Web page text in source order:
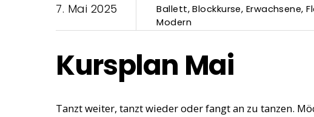
7. Mai 2025 Ballett,Blockkurse, Erwachsene,
Modern
Kursplan Mai
Tanzt weiter, tanzt wieder oder fangt an zu tanzen.